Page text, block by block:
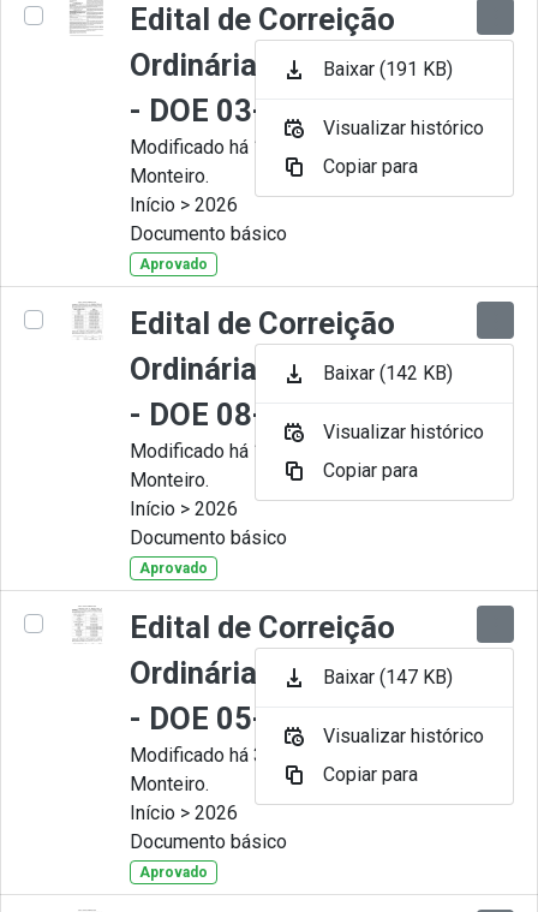
Edital de Correição
Ordinária nº 008-2026
- DOE 03-07-2026
Modificado há 1 Mês por Juliana
Monteiro.
Início > 2026
Documento básico
Aprovado
Edital de Correição
Ordinária nº 007-2026
- DOE 08-06-2026
Modificado há 1 Mês por Juliana
Monteiro.
Início > 2026
Documento básico
Aprovado
Edital de Correição
Ordinária nº 006-2026
- DOE 05-05-2026
Modificado há 3 Meses por Juliana
Monteiro.
Início > 2026
Documento básico
Aprovado
Baixar (191 KB)
Visualizar histórico
Copiar para
Baixar (142 KB)
Visualizar histórico
Copiar para
Baixar (147 KB)
Visualizar histórico
Copiar para